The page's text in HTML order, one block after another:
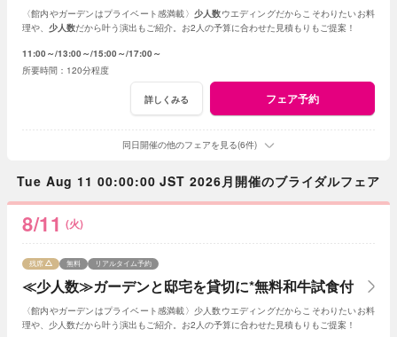
〈館内やガーデンはプライベート感満載〉 少人数ウエディングだからこそわりたいお料
理や、 少人数だから叶う演出もご紹介。お2人の予算に合わせた見積もりもご提案！
11:00～ 13:00～ 15:00～ 17:00～
120分程度
詳しくみる フェア予約
同日開催の他のフェアを見る(6件)
Tue Aug 11 00:00:00 JST 2026月開催のブライダルフェア
8/11 (火)
≪少人数≫ガーデンと邸宅を貸切に*無料和牛試食付
残席 無料 リアルタイム予約
〈館内やガーデンはプライベート感満載〉少人数ウエディングだからこそわりたいお料
理や、少人数だから叶う演出もご紹介。お2人の予算に合わせた見積もりもご提案！